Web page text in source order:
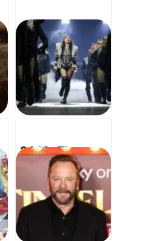
2012: The
World We
Knew – OST:
Time to Say
Goodbye (Con
te partirò) – 굿